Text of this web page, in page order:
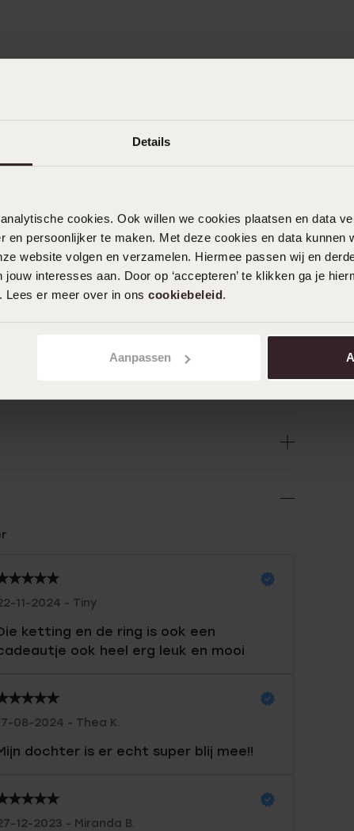
Details
cookies. Ook willen we cookies plaatsen en data
en persoonlijker te maken. Met deze cookies en data kunnen
website volgen en verzamelen. Hiermee passen wij en
interesses aan. Door op ‘accepteren’ te klikken ga je
Lees er meer over in ons cookiebeleid.
Aanpassen
11-2024 - Tiny
ketting en de ring is ook een
ook heel erg leuk en mooi
08-2024 - Thea K.
dochter is er echt super blij mee!!
12-2023 - Miranda B.